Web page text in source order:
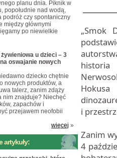
„Smok
historia
Hokusa
i
Zanim
4
planu dnia. Piknik w
popołudnie nad wodą,
podróż czy spontaniczny
między głównymi
po niewielkie
żywieniowa u dzieci – 3
oswajanie nowych
dziecko chętnie
nowych produktów, a
talerz, zanim zdąży
nim znajduje? Niechęć
zapachów i
przejawem neofobii
więcej »
artykuły: